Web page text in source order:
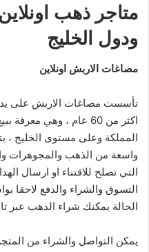
متاجر ذهب
ودول الخليج
مصاغات الاربش اونلاين
تأسست مصاغات الاربش على
اكثر من 60 عام ، وهي
المملكة وعلى مستوى الخليج ،
واسعة من الذهب والمجوهرات
التي تصلح للاقتناء او ارسال
التسوق والشراء والدفع لاحقا
الحالة يمكنك شراء الذهب عبر
يمكن التواصل والشراء من